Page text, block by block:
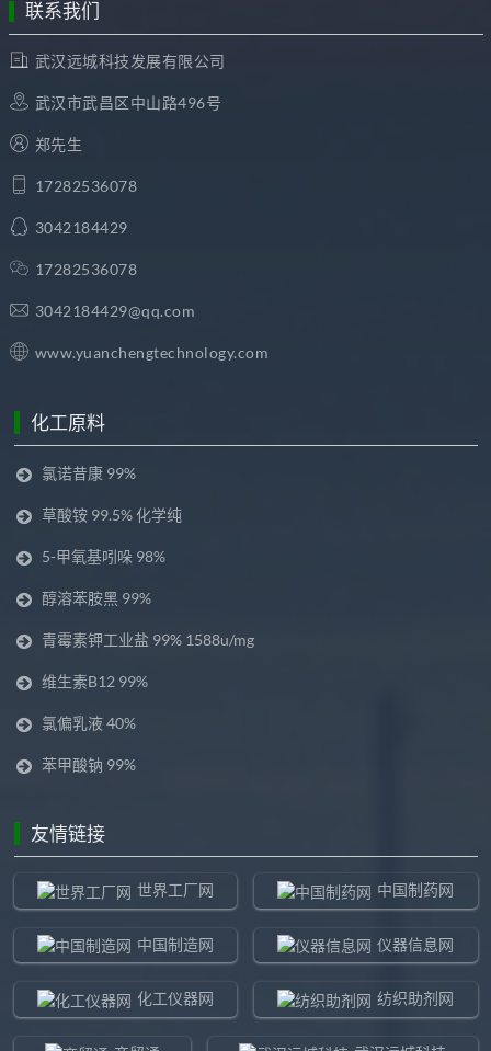
联系我们
武汉远城科技发展有限公司
武汉市武昌区中山路496号
郑先生
17282536078
3042184429
17282536078
3042184429@qq.com
www.yuanchengtechnology.com
化工原料
氯诺昔康 99%
草酸铵 99.5% 化学纯
5-甲氧基吲哚 98%
醇溶苯胺黑 99%
青霉素钾工业盐 99% 1588u/mg
维生素B12 99%
氯偏乳液 40%
苯甲酸钠 99%
友情链接
世界工厂网 中国制药网
中国制造网 仪器信息网
化工仪器网 纺织助剂网